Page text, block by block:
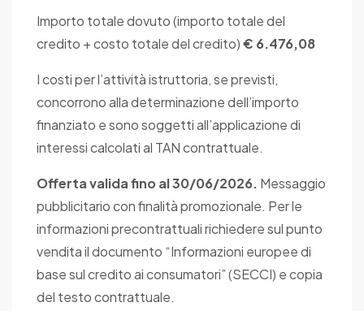
Importo totale dovuto (importo totale del
credito + costo totale del credito)€ 6.476,08
I costi per l’attività istruttoria, se previsti,
concorrono alla determinazione dell’importo
finanziato e sono soggetti all’applicazione di
interessi calcolati al TAN contrattuale.
Offerta valida fino al 30/06/2026. Messaggio
pubblicitario con finalità promozionale. Per le
informazioni precontrattuali richiedere sul punto
vendita il documento “Informazioni europee di
base sul credito ai consumatori” (SECCI) e copia
del testo contrattuale.